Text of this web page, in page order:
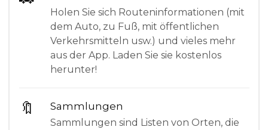
Holen Sie sich Routeninformationen (mit
dem Auto, zu Fuß, mit öffentlichen
Verkehrsmitteln usw.) und vieles mehr
aus der App. Laden Sie sie kostenlos
herunter!
🔖 Sammlungen
Sammlungen sind Listen von Orten, die